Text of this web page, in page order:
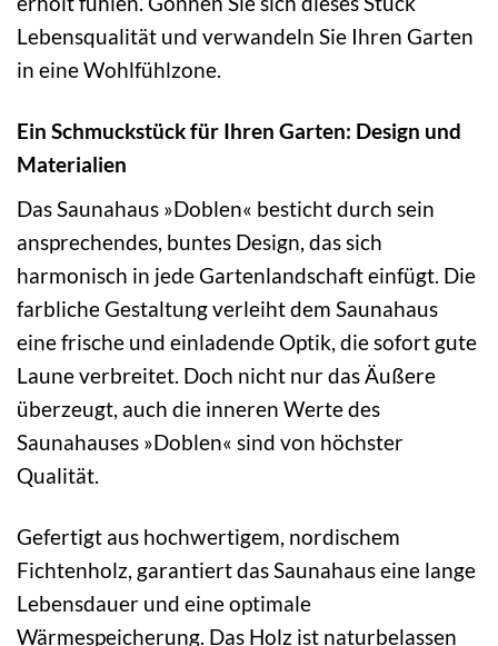
Lebensqualität und verwandeln Sie Ihren Garten
in eine Wohlfühlzone.
Ein Schmuckstück für Ihren Garten: Design und
Materialien
Das Saunahaus »Doblen« besticht durch sein
ansprechendes, buntes Design, das sich
harmonisch in jede Gartenlandschaft einfügt. Die
farbliche Gestaltung verleiht dem Saunahaus
eine frische und einladende Optik, die sofort gute
Laune verbreitet. Doch nicht nur das Äußere
überzeugt, auch die inneren Werte des
Saunahauses »Doblen« sind von höchster
Qualität.
Gefertigt aus hochwertigem, nordischem
Fichtenholz, garantiert das Saunahaus eine lange
Lebensdauer und eine optimale
Wärmespeicherung. Das Holz ist naturbelassen